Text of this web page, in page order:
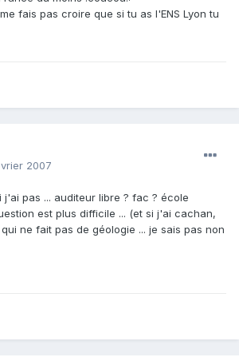
fais pas croire que si tu as l'ENS Lyon tu
2007
j'ai pas ... auditeur libre ? fac ? école
est plus difficile ... (et si j'ai cachan,
ne fait pas de géologie ... je sais pas non